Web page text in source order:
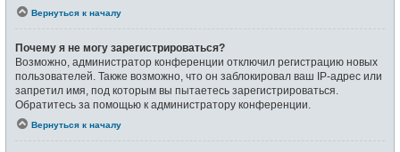
Вернуться к началу
Почему я не могу зарегистрироваться?
Возможно, администратор конференции отключил регистрацию новых
пользователей. Также возможно, что он заблокировал ваш IP-адрес или
запретил имя, под которым вы пытаетесь зарегистрироваться.
Обратитесь за помощью к администратору конференции.
Вернуться к началу